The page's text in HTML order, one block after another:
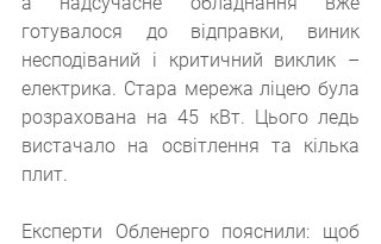
готувалося до відправки, виник
несподіваний і критичний виклик –
електрика. Стара мережа ліцею була
розрахована на 45 кВт. Цього ледь
вистачало на освітлення та кілька
плит.
Експерти Обленерго пояснили: щоб